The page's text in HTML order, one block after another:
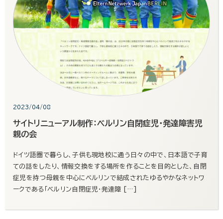
2023/04/08
サイトリニューアル制作：ベルリン自閉症児・発達障害児
親の会
ドイツ語圏で暮らし、子供も現地校に通う日々の中で、日本語で子育
ての話をしたり、情報交換をする場所を作ることを目的とした、自閉
症児を持つ母親を中心にベルリンで結成されたゆるやかなネットワ
ークである「ベルリン自閉症児・発達障 […]